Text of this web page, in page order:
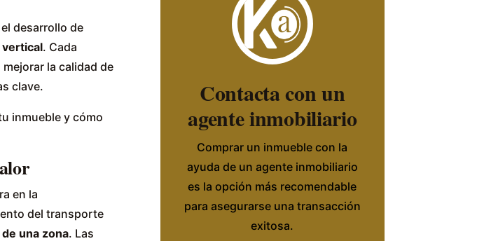
desarrollo de
vertical. Cada
mejorar la calidad de
clave.
inmueble y cómo
en la
del transporte
una zona. Las
Contacta con un
agente inmobiliario
Comprar un inmueble con la
ayuda de un agente inmobiliario
es la opción más recomendable
para asegurarse una transacción
exitosa.